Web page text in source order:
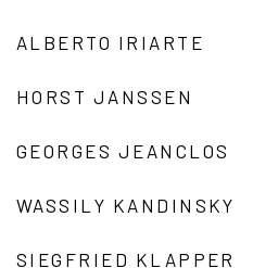
ALBERTO IRIARTE
HORST JANSSEN
GEORGES JEANCLOS
WASSILY KANDINSKY
SIEGFRIED KLAPPER